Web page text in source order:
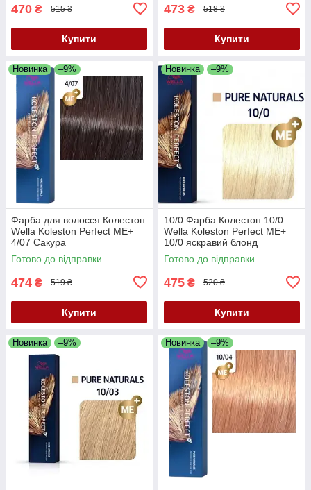
470 ₴ 515 ₴
Купити
473 ₴ 518 ₴
Купити
Новинка –9%
Фарба для волосся Колестон
Wella Koleston Perfect ME+
4/07 Сакура
Готово до відправки
474 ₴ 519 ₴
Купити
Новинка –9%
10/0 Фарба Колестон 10/0
Wella Koleston Perfect ME+
10/0 яскравий блонд
Готово до відправки
475 ₴ 520 ₴
Купити
Новинка –9% Новинка –9%